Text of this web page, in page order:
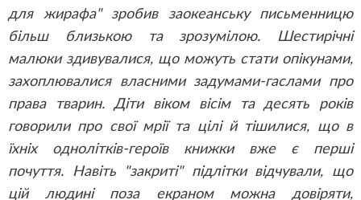
для жирафа" зробив заокеанську письменницю
більш близькою та зрозумілою. Шестирічні
малюки здивувалися, що можуть стати опікунами,
захоплювалися власними задумами-гаслами про
права тварин. Діти віком вісім та десять років
говорили про свої мрії та цілі й тішилися, що в
їхніх однолітків-героїв книжки вже є перші
почуття. Навіть "закриті" підлітки відчували, що
цій людині поза екраном можна довіряти,